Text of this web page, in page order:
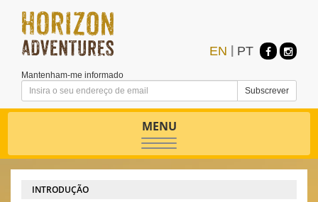
Mantenham-me informado
EN PT
Toggle
navigation
MENU
INTRODUÇÃO